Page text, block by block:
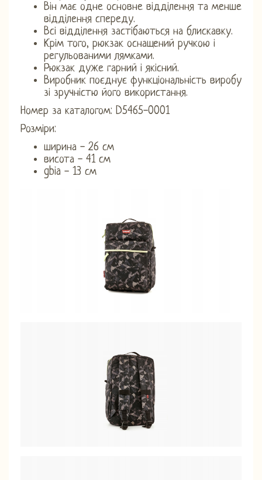
Він має одне основне відділення та менше
відділення спереду.
Всі відділення застібаються на блискавку.
Крім того, рюкзак оснащений ручкою і
регульованими лямками.
Рюкзак дуже гарний і якісний.
Виробник поєднує функціональність виробу
зі зручністю його використання.
Номер за каталогом: D5465-0001
Розміри:
ширина - 26 см
висота - 41 см
gbia - 13 см